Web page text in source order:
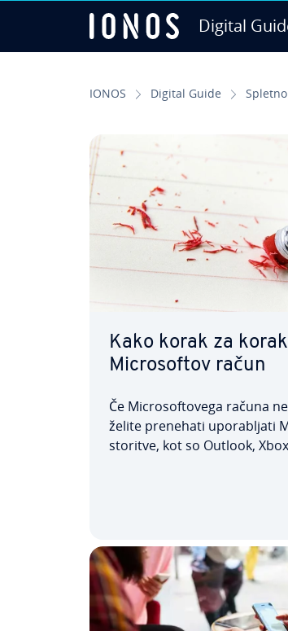
Digital
IONOS Digital Guide
Kako korak za
Mi­cro­softov račun
Če Mi­cro­softo­ve­ga računa
želite prenehati upo­ra­blja­ti
storitve, kot so Outlook,